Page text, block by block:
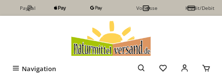
Zum Hauptinhalt springen
PayPal Vorkasse Kredit/Debit
Navigation